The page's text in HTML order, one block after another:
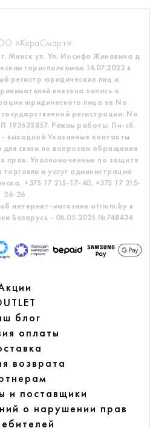
«КераСмарт».
Минск ул. Ул. Иосифа Жиновича д
горисполкомом 14.07.2022 в
регистр юридических лиц и
внесена запись о
юридического лица за No
государственной регистрации: No
193635857. Режим работы: Пн-сб.
- выходной Указанные контакты
для связи по вопросам обращения
прав. Уполномоченные по защите
и услуг администрации
+375 17 215-17-40, +375 17 215-
26-26
интернет-магазине atrium.by в
Беларусь - 06.05.2025 №748434
блог
оплаты
возврата
и поставщики
о нарушении прав